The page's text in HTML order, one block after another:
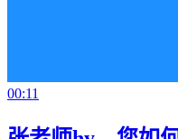
00:11